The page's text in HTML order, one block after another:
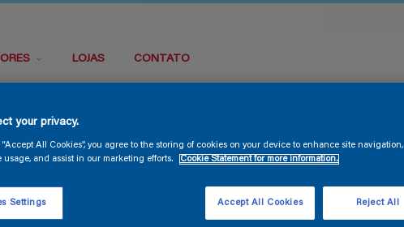
LOJAS CONTATO
Erro do Servidor Interno
your privacy.
All Cookies”, you agree to the storing of cookies on your device to enhance site navigation,
usage, and assist in our marketing efforts.
Cookie Statement for more information.
Settings Reject All
Accept All Cookies